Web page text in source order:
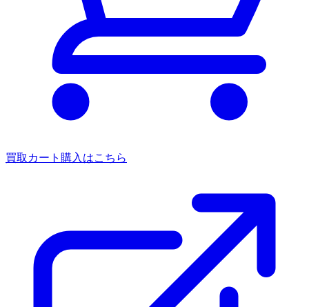
買取カート 購入はこちら